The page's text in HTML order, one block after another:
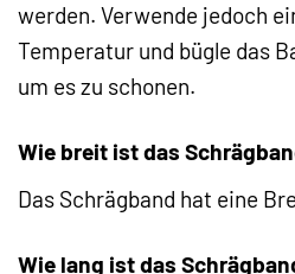
werden. Verwende jedoch
Temperatur und bügle das
um es zu schonen.
Wie breit ist das
Das Schrägband hat eine
Wie lang ist das